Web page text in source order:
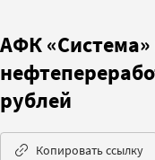
АФК
рублей
Копировать ссылку